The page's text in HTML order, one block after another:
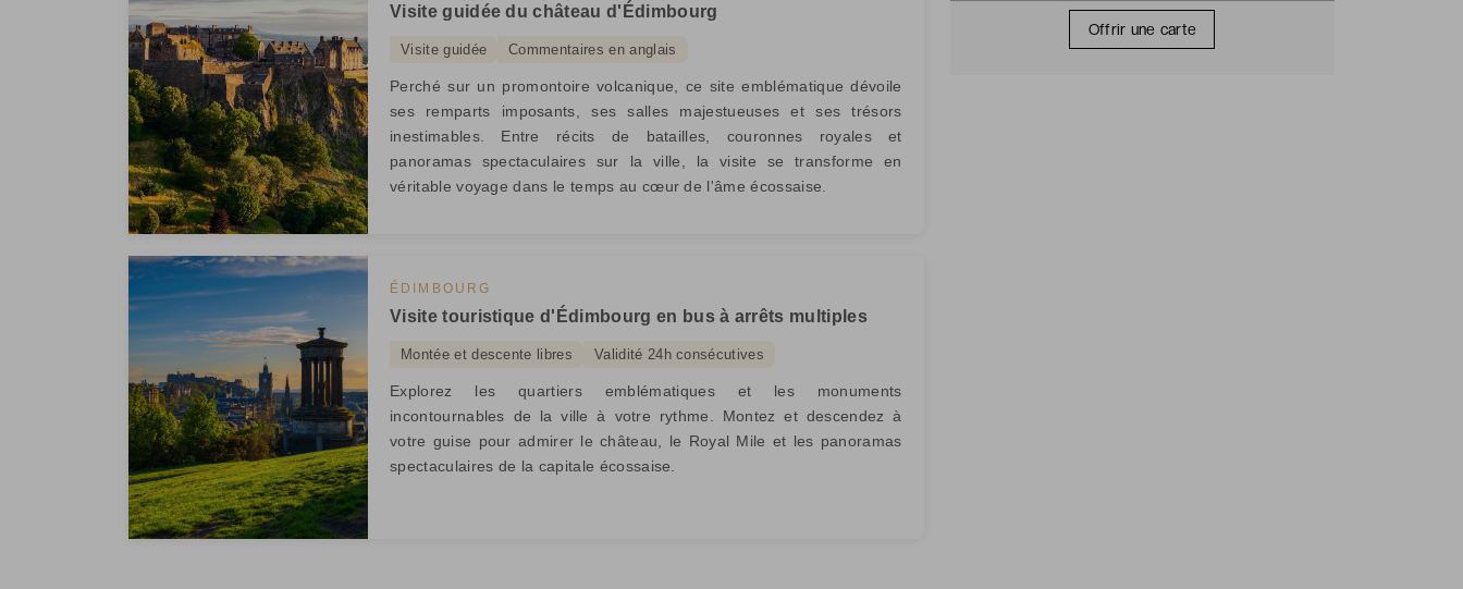
Visite guidée du château d'Édimbourg
Visite guidée Commentaires en anglais
Perché sur un promontoire volcanique, ce site emblématique dévoile
ses remparts imposants, ses salles majestueuses et ses trésors
inestimables. Entre récits de batailles, couronnes royales et
panoramas spectaculaires sur la ville, la visite se transforme en
véritable voyage dans le temps au cœur de l'âme écossaise.
ÉDIMBOURG
Visite touristique d'Édimbourg en bus à arrêts multiples
Montée et descente libres Validité 24h consécutives
Explorez les quartiers emblématiques et les monuments
incontournables de la ville à votre rythme. Montez et descendez à
votre guise pour admirer le château, le Royal Mile et les panoramas
spectaculaires de la capitale écossaise.
Offrir une carte